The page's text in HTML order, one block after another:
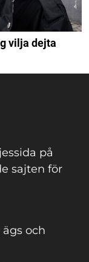
vilja dejta
på
sajten för
och